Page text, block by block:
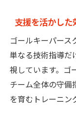
支援を活かし
ゴールキーパース
単なる技術指導だ
視しています。ゴ
チーム全体の守備
を育むトレーニン